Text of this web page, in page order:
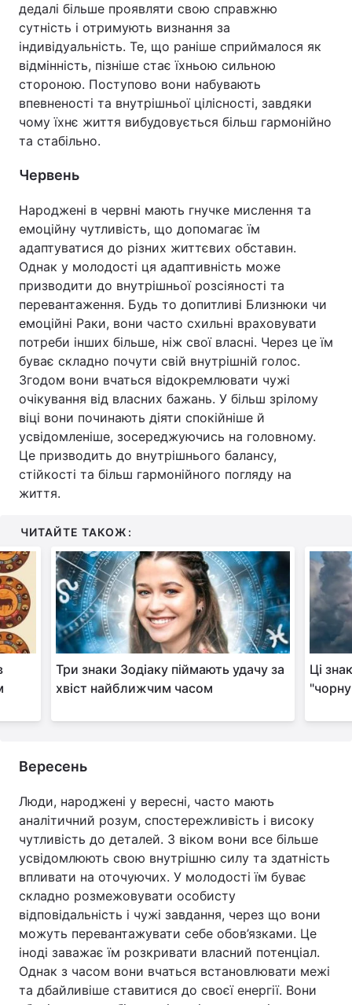
дедалі більше проявляти свою справжню
сутність і отримують визнання за
індивідуальність. Те, що раніше сприймалося як
відмінність, пізніше стає їхньою сильною
стороною. Поступово вони набувають
впевненості та внутрішньої цілісності, завдяки
чому їхнє життя вибудовується більш гармонійно
та стабільно.
Червень
Народжені в червні мають гнучке мислення та
емоційну чутливість, що допомагає їм
адаптуватися до різних життєвих обставин.
Однак у молодості ця адаптивність може
призводити до внутрішньої розсіяності та
перевантаження. Будь то допитливі Близнюки чи
емоційні Раки, вони часто схильні враховувати
потреби інших більше, ніж свої власні. Через це їм
буває складно почути свій внутрішній голос.
Згодом вони вчаться відокремлювати чужі
очікування від власних бажань. У більш зрілому
віці вони починають діяти спокійніше й
усвідомленіше, зосереджуючись на головному.
Це призводить до внутрішнього балансу,
стійкості та більш гармонійного погляду на
життя.
ЧИТАЙТЕ ТАКОЖ:
Три знаки Зодіаку піймають удачу за
хвіст найближчим часом
Ці
Вересень
Люди, народжені у вересні, часто мають
аналітичний розум, спостережливість і високу
чутливість до деталей. З віком вони все більше
усвідомлюють свою внутрішню силу та здатність
впливати на оточуючих. У молодості їм буває
складно розмежовувати особисту
відповідальність і чужі завдання, через що вони
можуть перевантажувати себе обов’язками. Це
іноді заважає їм розкривати власний потенціал.
Однак з часом вони вчаться встановлювати межі
та дбайливіше ставитися до своєї енергії. Вони